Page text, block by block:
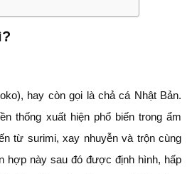
hay còn gọi là chả cá Nhật Bản.
thống xuất hiện phổ biến trong ẩm
từ surimi, xay nhuyễn và trộn cùng
hợp này sau đó được định hình, hấp